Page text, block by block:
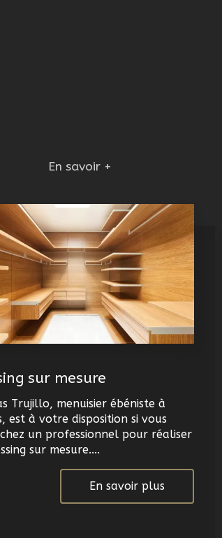
En savoir +
sur mesure
Trujillo, menuisier ébéniste à
est à votre disposition si vous
un professionnel pour réaliser
sur mesure....
En savoir plus